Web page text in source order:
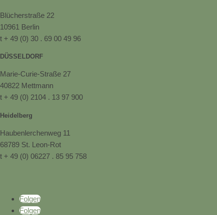
Blücherstraße 22
10961 Berlin
t + 49 (0) 30 . 69 00 49 96
DÜSSELDORF
Marie-Curie-Straße 27
40822 Mettmann
t + 49 (0) 2104 . 13 97 900
Heidelberg
Haubenlerchenweg 11
68789 St. Leon-Rot
t + 49 (0) 06227 . 85 95 758
Folgen
Folgen